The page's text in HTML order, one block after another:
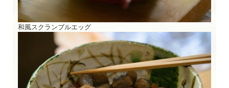
和風スクランブルエッグ